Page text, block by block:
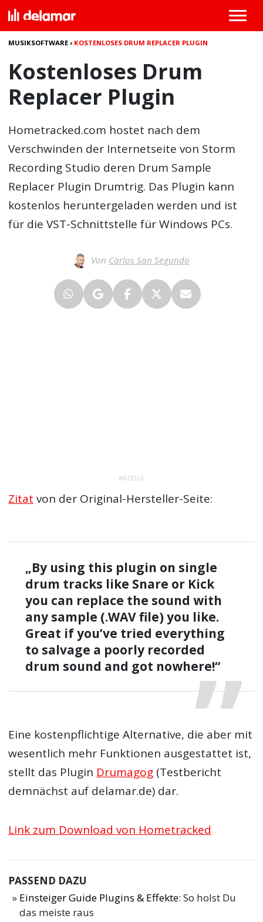
MUSIKSOFTWARE › KOSTENLOSES DRUM REPLACER PLUGIN
Kostenloses Drum
Replacer Plugin
Hometracked.com hostet nach dem
Verschwinden der Internetseite von Storm
Recording Studio deren Drum Sample
Replacer Plugin Drumtrig. Das Plugin kann
kostenlos heruntergeladen werden und ist
für die VST-Schnittstelle für Windows PCs.
Von Carlos San Segundo
ANZEIGE
Zitat von der Original-Hersteller-Seite:
„By using this plugin on single
drum tracks like Snare or Kick
you can replace the sound with
any sample (.WAV file) you like.
Great if you’ve tried everything
to salvage a poorly recorded
drum sound and got nowhere!“
Eine kostenpflichtige Alternative, die aber mit
wesentlich mehr Funktionen ausgestattet ist,
stellt das Plugin Drumagog (Testbericht
demnächst auf delamar.de) dar.
Link zum Download von Hometracked
PASSEND DAZU
Einsteiger Guide Plugins & Effekte: So holst Du
das meiste raus